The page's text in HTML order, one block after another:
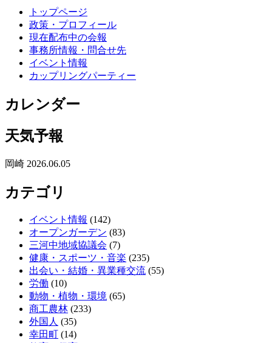
トップページ
政策・プロフィール
現在配布中の会報
事務所情報・問合せ先
イベント情報
カップリングパーティー
カレンダー
天気予報
岡崎 2026.06.05
カテゴリ
イベント情報 (142)
オープンガーデン (83)
三河中地域協議会 (7)
健康・スポーツ・音楽 (235)
出会い・結婚・異業種交流 (55)
労働 (10)
動物・植物・環境 (65)
商工農林 (233)
外国人 (35)
幸田町 (14)